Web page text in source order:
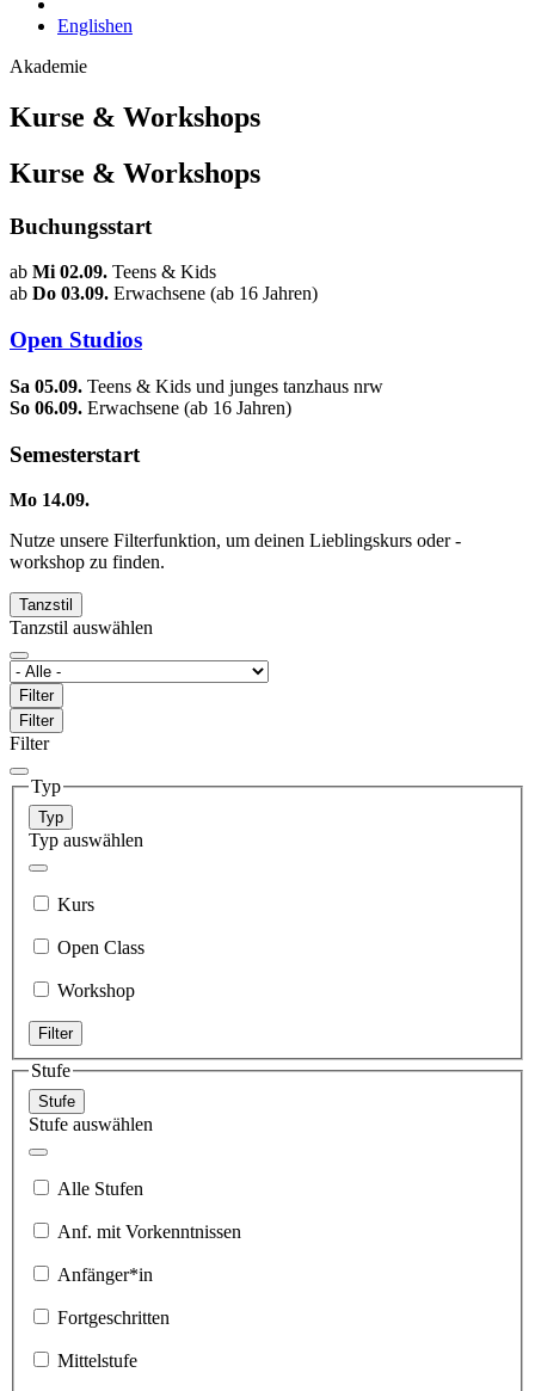
Englishen
Akademie
Kurse & Workshops
Kurse & Workshops
Buchungsstart
ab Mi 02.09. Teens & Kids
ab Do 03.09. Erwachsene (ab 16 Jahren)
Open Studios
Sa 05.09. Teens & Kids und junges tanzhaus nrw
So 06.09. Erwachsene (ab 16 Jahren)
Semesterstart
Mo 14.09.
Nutze unsere Filterfunktion, um deinen Lieblingskurs oder -
workshop zu finden.
Tanzstil
Tanzstil auswählen
Filter
Filter
Filter
Typ
Typ
Typ auswählen
Kurs
Open Class
Workshop
Filter
Stufe
Stufe
Stufe auswählen
Alle Stufen
Anf. mit Vorkenntnissen
Anfänger*in
Fortgeschritten
Mittelstufe